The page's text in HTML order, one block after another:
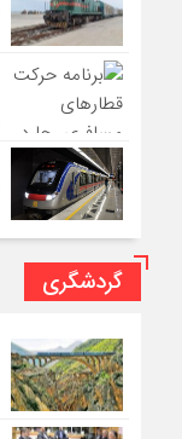
گردشگری